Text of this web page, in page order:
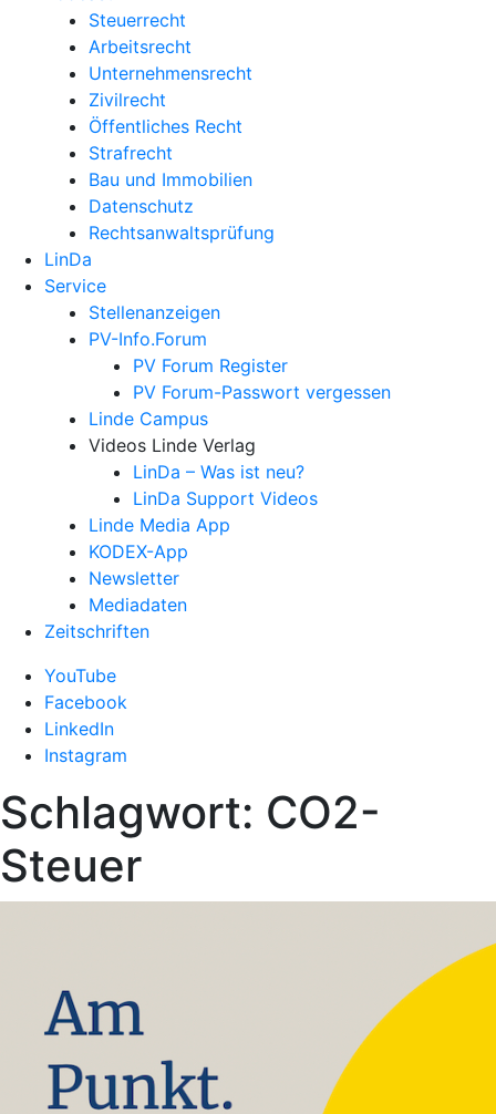
Steuerrecht
Arbeitsrecht
Unternehmens­recht
Zivilrecht
Öffentliches Recht
Strafrecht
Bau und Immobilien
Datenschutz
Rechtsanwalts­prüfung
LinDa
Service
Stellenanzeigen
PV-Info.Forum
PV Forum Register
PV Forum-Passwort vergessen
Linde Campus
Videos Linde Verlag
LinDa – Was ist neu?
LinDa Support Videos
Linde Media App
KODEX-App
Newsletter
Mediadaten
Zeitschriften
YouTube
Facebook
LinkedIn
Instagram
Schlagwort: CO2-
Steuer